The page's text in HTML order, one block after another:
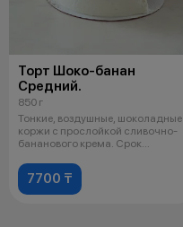
Торт Шоко-банан
Средний.
850 г
Тонкие, воздушные, шоколадные
коржи с прослойкой сливочно-
бананового крема. Срок
7700 ₸